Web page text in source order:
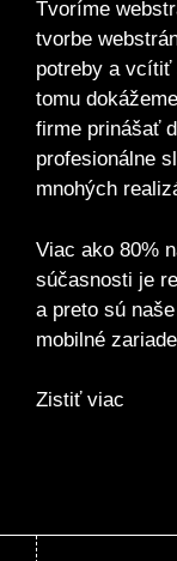
Tvoríme
tvorbe
potreby a vcítiť
tomu
firme prinášať
profesionálne
mnohých
Viac ako 80%
súčasnosti je
a preto sú
mobilné
Zistiť viac